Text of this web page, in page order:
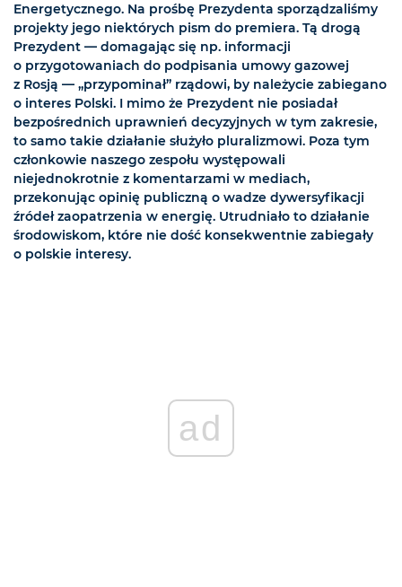
Energetycznego. Na prośbę Prezydenta sporządzaliśmy
projekty jego niektórych pism do premiera. Tą drogą
Prezydent — domagając się np. informacji
o przygotowaniach do podpisania umowy gazowej
z Rosją — „przypominał” rządowi, by należycie zabiegano
o interes Polski. I mimo że Prezydent nie posiadał
bezpośrednich uprawnień decyzyjnych w tym zakresie,
to samo takie działanie służyło pluralizmowi. Poza tym
członkowie naszego zespołu występowali
niejednokrotnie z komentarzami w mediach,
przekonując opinię publiczną o wadze dywersyfikacji
źródeł zaopatrzenia w energię. Utrudniało to działanie
środowiskom, które nie dość konsekwentnie zabiegały
o polskie interesy.
ad